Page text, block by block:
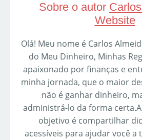
Sobre o autor
Website
Olá! Meu nome é Carlos
do Meu Dinheiro, Minhas
apaixonado por finanças e
minha jornada, que o maior
não é ganhar dinheiro,
administrá-lo da forma
objetivo é compartilhar
acessíveis para ajudar você